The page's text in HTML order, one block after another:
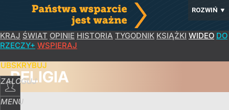
ROZWIŃ ▼
KRAJ ŚWIAT OPINIE HISTORIA TYGODNIK KSIĄŻKI WIDEO DO
RZECZY+ WSPIERAJ
ZALOGUJ
MENU
RELIGIA